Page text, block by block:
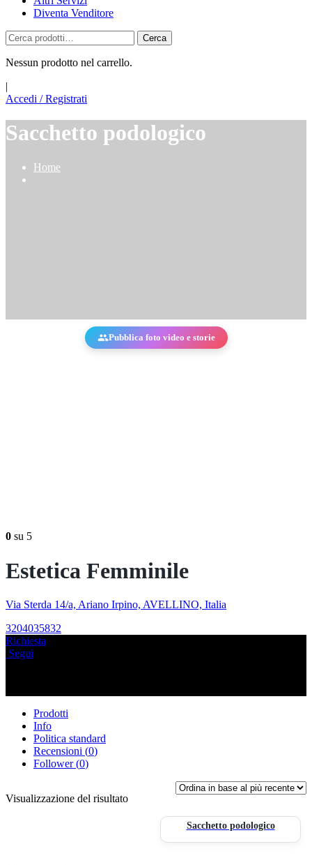
Diventa Venditore
Cerca:
Cerca
Nessun prodotto nel carrello.
|
Accedi / Registrati
Sacchetto podologico
Home
Pubblica foto video e storie
0 su 5
Estetica Femminile
Via Sterda 14/a, Ariano Irpino, AVELLINO, Italia
3204035832
Richiesta
Segui
Prodotti
Info
Politica standard
Recensioni (0)
Follower (0)
Visualizzazione del risultato
Sacchetto podologico